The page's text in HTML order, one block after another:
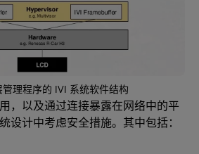
理程序的 IVI 系统软件结构
，以及通过连接暴露在网络中的平
设计中考虑安全措施。其中包括：